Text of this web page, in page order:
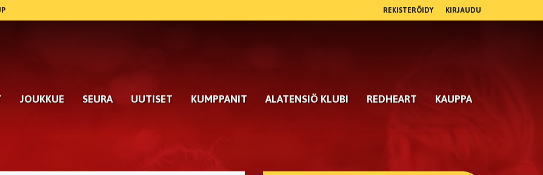
REKISTERÖIDY KIRJAUDU
JOUKKUE SEURA UUTISET KUMPPANIT ALATENSIÖ KLUBI REDHEART KAUPPA